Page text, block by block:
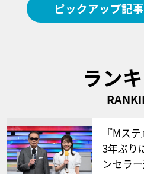
ピックアップ記
ラン
『Mス
3年ぶり
ンセラ